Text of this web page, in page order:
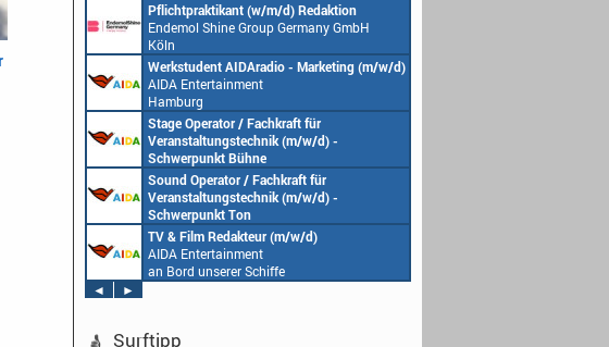
Pflichtpraktikant (w/m/d) Redaktion
Endemol Shine Group Germany GmbH
Köln
Werkstudent AIDAradio - Marketing (m/w/d)
AIDA Entertainment
Hamburg
Stage Operator / Fachkraft für
Veranstaltungstechnik (m/w/d) -
Schwerpunkt Bühne
AIDA Entertainment
an Bord unserer Schiffe
Sound Operator / Fachkraft für
Veranstaltungstechnik (m/w/d) -
Schwerpunkt Ton
AIDA Entertainment
an Bord unserer Schiffe
TV & Film Redakteur (m/w/d)
AIDA Entertainment
an Bord unserer Schiffe
◄
►
Surftipp